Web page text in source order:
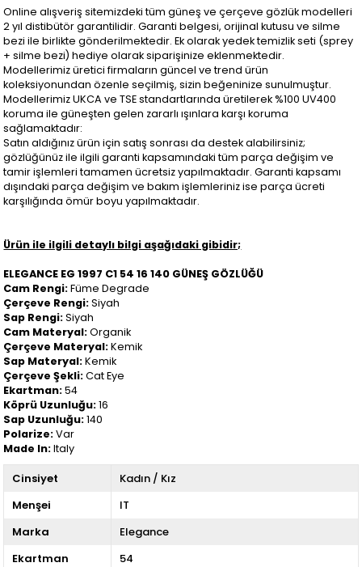
Online alışveriş sitemizdeki tüm güneş ve çerçeve gözlük modelleri
2 yıl distibütör garantilidir. Garanti belgesi, orijinal kutusu ve silme
bezi ile birlikte gönderilmektedir. Ek olarak yedek temizlik seti (sprey
+ silme bezi) hediye olarak siparişinize eklenmektedir.
Modellerimiz üretici firmaların güncel ve trend ürün
koleksiyonundan özenle seçilmiş, sizin beğeninize sunulmuştur.
Modellerimiz UKCA ve TSE standartlarında üretilerek %100 UV400
koruma ile güneşten gelen zararlı ışınlara karşı koruma
sağlamaktadır:
Satın aldığınız ürün için satış sonrası da destek alabilirsiniz;
gözlüğünüz ile ilgili garanti kapsamındaki tüm parça değişim ve
tamir işlemleri tamamen ücretsiz yapılmaktadır. Garanti kapsamı
dışındaki parça değişim ve bakım işlemleriniz ise parça ücreti
karşılığında ömür boyu yapılmaktadır.
Ürün ile ilgili detaylı bilgi aşağıdaki gibidir;
ELEGANCE EG 1997 C1 54 16 140 GÜNEŞ GÖZLÜĞÜ
Cam Rengi:Füme Degrade
Çerçeve Rengi:Siyah
Sap Rengi:Siyah
Cam Materyal:Organik
Çerçeve Materyal:Kemik
Sap Materyal:Kemik
Çerçeve Şekli:Cat Eye
Ekartman:54
Köprü Uzunluğu:16
Sap Uzunluğu:140
Polarize:Var
Made In:Italy
Cinsiyet
Kadın / Kız
Menşei
IT
Marka
Elegance
Ekartman
54